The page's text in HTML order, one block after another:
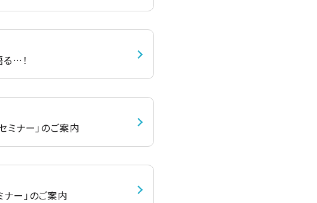
…！​
ミナー」のご案内​
ー」のご案内​